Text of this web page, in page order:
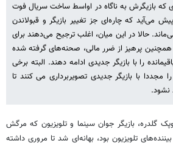
که بازیگرش به ناگاه در اواسط ساخت سریال فوت
می‌آید که چاره‌ای جز تغییر بازیگر و قبولاندن
حالا در این میان، اغلب ترجیح می‌دهند برای
همچنین پرهیز از ضرر مالی، صحنه‌های گرفته شده
را با بازیگر جدیدی ادامه دهند. البته برخی
با بازیگر جدیدی تصویربرداری می کنند تا
نشود.
گلدره، بازیگر جوان سینما و تلویزیون که مرگش
تلویزیون بود، بهانه‌ای شد تا مروری داشته